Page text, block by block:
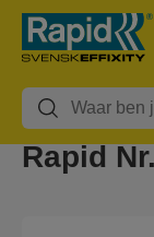
Rapid